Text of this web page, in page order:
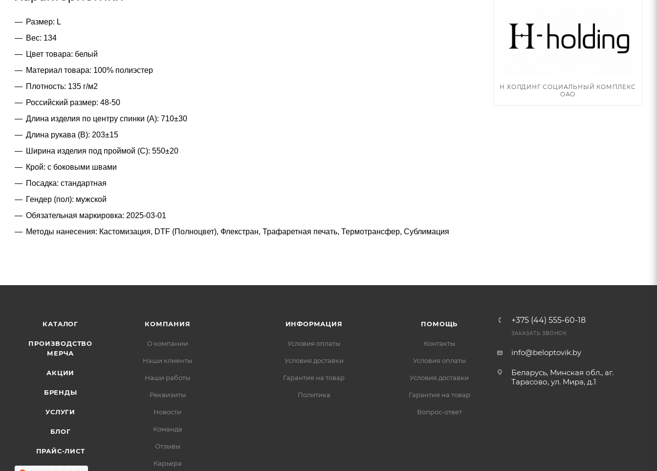
Размер: L
Вес: 134
Цвет товара: белый
Материал товара: 100% полиэстер
Плотность: 135 г/м2
Российский размер: 48-50
Длина изделия по центру спинки (A): 710±30
Длина рукава (B): 203±15
Ширина изделия под проймой (С): 550±20
Крой: с боковыми швами
Посадка: стандартная
Гендер (пол): мужской
Обязательная маркировка: 2025-03-01
Методы нанесения: Кастомизация, DTF (Полноцвет), Флекстран, Трафаретная печать, Термотрансфер, Сублимация
Н ХОЛДИНГ СОЦИАЛЬНЫЙ КОМПЛЕКС
ОАО
КАТАЛОГ
ПРОИЗВОДСТВО
МЕРЧА
АКЦИИ
БРЕНДЫ
УСЛУГИ
БЛОГ
ПРАЙС-ЛИСТ
КОМПАНИЯ
О компании
Наши клиенты
Наши работы
Реквизиты
Новости
Команда
Отзывы
Карьера
ИНФОРМАЦИЯ
Условия оплаты
Условия доставки
Гарантия на товар
Политика
ПОМОЩЬ
Контакты
Условия оплаты
Условия доставки
Гарантия на товар
Вопрос-ответ
+375 (44) 555-60-18
ЗАКАЗАТЬ ЗВОНОК
info@beloptovik.by
Беларусь, Минская обл., аг.
Тарасово, ул. Мира, д.1